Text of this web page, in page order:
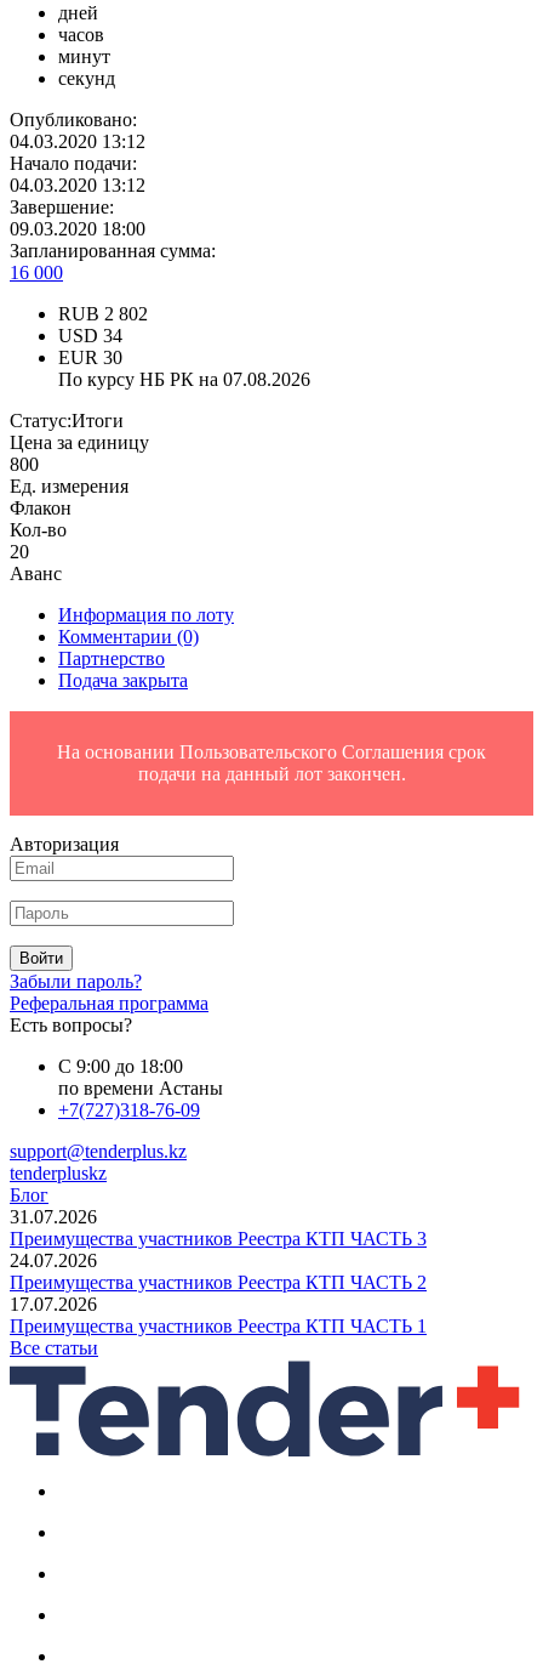
дней
часов
минут
секунд
Опубликовано:
04.03.2020 13:12
Начало подачи:
04.03.2020 13:12
Завершение:
09.03.2020 18:00
Запланированная сумма:
16 000
RUB 2 802
USD 34
EUR 30
По курсу НБ РК на 07.08.2026
Статус:Итоги
Цена за единицу
800
Ед. измерения
Флакон
Кол-во
20
Аванс
Информация по лоту
Комментарии (0)
Партнерство
Подача закрыта
На основании Пользовательского Соглашения срок
подачи на данный лот закончен.
Авторизация
Войти
Забыли пароль?
Реферальная программа
Есть вопросы?
С 9:00 до 18:00
по времени Астаны
+7(727)318-76-09
support@tenderplus.kz
tenderpluskz
Блог
31.07.2026
Преимущества участников Реестра КТП ЧАСТЬ 3
24.07.2026
Преимущества участников Реестра КТП ЧАСТЬ 2
17.07.2026
Преимущества участников Реестра КТП ЧАСТЬ 1
Все статьи